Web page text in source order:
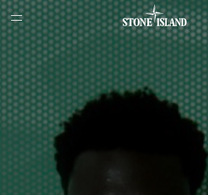
Stone Island Online Store
NAVIGATION.ARIA.GOTOMAINCONTENT
LABEL.SHOPPINGCOUNTRY DEUTSCHLAND